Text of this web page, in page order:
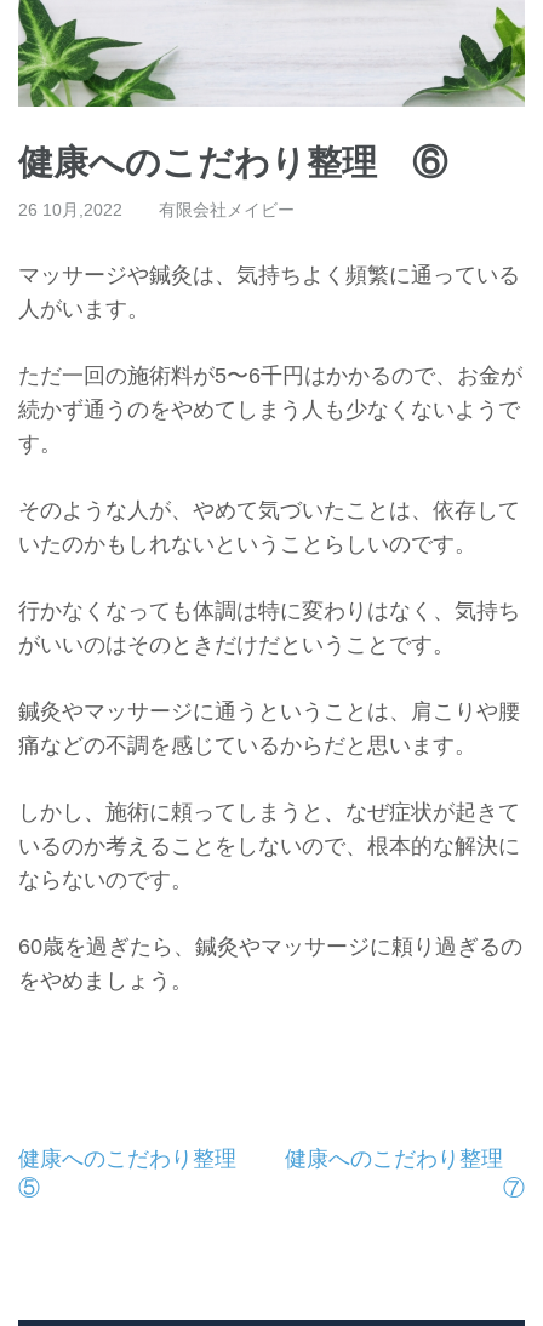
健康へのこだわり整理 ⑥
26 10月,2022 有限会社メイビー
マッサージや鍼灸は、気持ちよく頻繁に通っている
人がいます。
ただ一回の施術料が5〜6千円はかかるので、 お金が
続かず通うのをやめてしまう人も少なくないようで
す。
そのような人が、やめて気づいたことは、 依存して
いたのかもしれないということらしいのです。
行かなくなっても体調は特に変わりはなく、 気持ち
がいいのはそのときだけだということです。
鍼灸やマッサージに通うということは、 肩こりや腰
痛などの不調を感じているからだと思います。
しかし、施術に頼ってしまうと、 なぜ症状が起きて
いるのか考えることをしないので、 根本的な解決に
ならないのです。
60歳を過ぎたら、 鍼灸やマッサージに頼り過ぎるの
をやめましょう。
投
稿
健康へのこだわり整理
⑤
健康へのこだわり整理
⑦